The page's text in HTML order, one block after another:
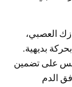
العصبي،
بديهية.
على تضمين
الدم